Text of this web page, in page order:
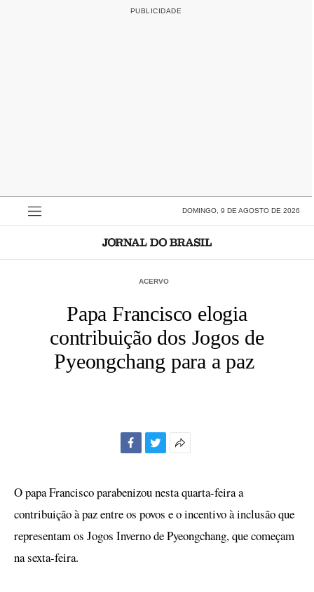
DOMINGO, 9 DE AGOSTO DE 2026
ACERVO
Papa Francisco elogia
contribuição dos Jogos de
Pyeongchang para a paz
compartilhamento
O papa Francisco parabenizou nesta quarta-feira a
contribuição à paz entre os povos e o incentivo à inclusão que
representam os Jogos Inverno de Pyeongchang, que começam
na sexta-feira.